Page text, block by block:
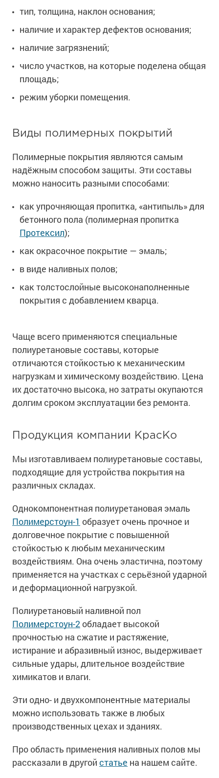
тип, толщина, наклон основания;
наличие и характер дефектов основания;
наличие загрязнений;
число участков, на которые поделена общая
площадь;
режим уборки помещения.
Виды полимерных покрытий
Полимерные покрытия являются самым
надёжным способом защиты. Эти составы
можно наносить разными способами:
как упрочняющая пропитка, «антипыль» для
бетонного пола (полимерная пропитка
Протексил);
как окрасочное покрытие — эмаль;
в виде наливных полов;
как толстослойные высоконаполненные
покрытия с добавлением кварца.
Чаще всего применяются специальные
полиуретановые составы, которые
отличаются стойкостью к механическим
нагрузкам и химическому воздействию. Цена
их достаточно высока, но затраты окупаются
долгим сроком эксплуатации без ремонта.
Продукция компании КрасКо
Мы изготавливаем полиуретановые составы,
подходящие для устройства покрытия на
различных складах.
Однокомпонентная полиуретановая эмаль
Полимерстоун-1 образует очень прочное и
долговечное покрытие с повышенной
стойкостью к любым механическим
воздействиям. Она очень эластична, поэтому
применяется на участках с серьёзной ударной
и деформационной нагрузкой.
Полиуретановый наливной пол
Полимерстоун-2 обладает высокой
прочностью на сжатие и растяжение,
истирание и абразивный износ, выдерживает
сильные удары, длительное воздействие
химикатов и влаги.
Эти одно- и двухкомпонентные материалы
можно использовать также в любых
производственных цехах и зданиях.
Про область применения наливных полов мы
рассказали в другой статье на нашем сайте.